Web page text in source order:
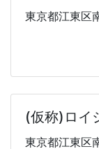
東京都江東区
(仮称)ロイ
東京都江東区